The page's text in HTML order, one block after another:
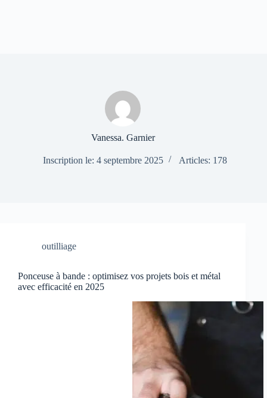
Vanessa. Garnier
Inscription le: 4 septembre 2025 Articles: 178
outilliage
Ponceuse à bande : optimisez vos projets bois et métal
avec efficacité en 2025